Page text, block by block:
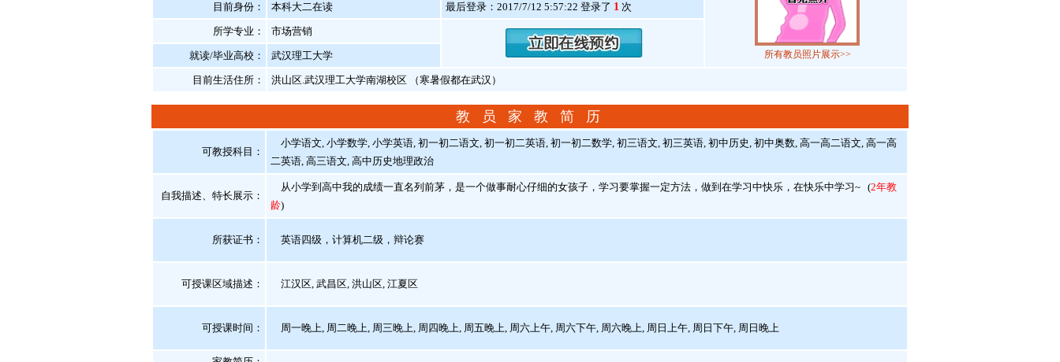
所有教员照片展示>>
目前身份： 本科大二在读 最后登录：2017/7/12 5:57:22 登录了 1 次
所学专业： 市场营销
就读/毕业高校： 武汉理工大学
目前生活住所： 洪山区.武汉理工大学南湖校区 （寒暑假都在武汉）
教 员 家 教 简 历
可教授科目：
小学语文, 小学数学, 小学英语, 初一初二语文, 初一初二英语, 初一初二数学, 初三语文, 初三英语, 初中历史, 初中奥数, 高一高二语文, 高一高
二英语, 高三语文, 高中历史地理政治
自我描述、特长展示 ：
从小学到高中我的成绩一直名列前茅，是一个做事耐心仔细的女孩子，学习要掌握一定方法，做到在学习中快乐，在快乐中学习~ (2年教
龄)
所获证书 ： 英语四级，计算机二级，辩论赛
可授课区域描述： 江汉区, 武昌区, 洪山区, 江夏区
可授课时间： 周一晚上, 周二晚上, 周三晚上, 周四晚上, 周五晚上, 周六上午, 周六下午, 周六晚上, 周日上午, 周日下午, 周日晚上